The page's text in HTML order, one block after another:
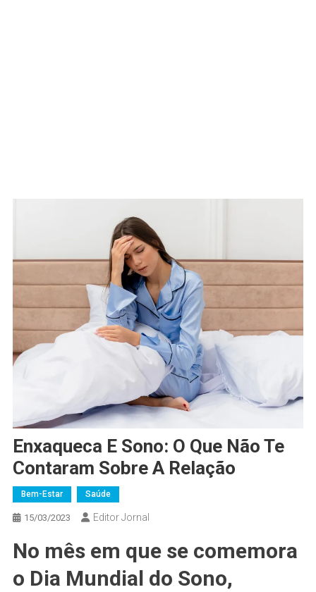
Enxaqueca E Sono: O Que Não Te
Contaram Sobre A Relação
Bem-Estar Saúde
15/03/2023 Editor Jornal
No mês em que se comemora
o Dia Mundial do Sono,